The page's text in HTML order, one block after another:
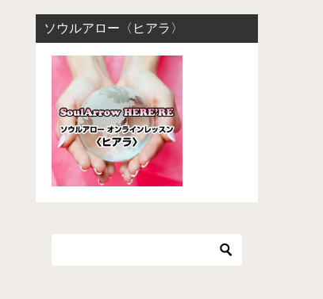
ソウルアロー〈ヒアラ〉